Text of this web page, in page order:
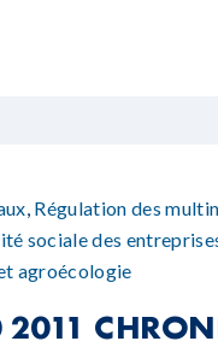
, Régulation des
sociale des
agroécologie
2011